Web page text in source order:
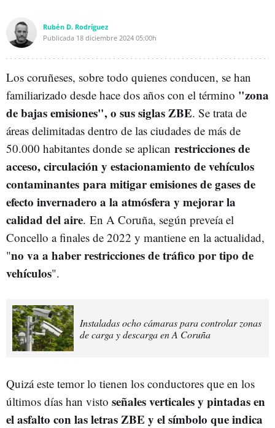
Rubén D. Rodríguez
Publicada 18 diciembre 2024 05:00h
Los coruñeses, sobre todo quienes conducen, se han
familiarizado desde hace dos años con el término "zona
de bajas emisiones", o sus siglas ZBE. Se trata de
áreas delimitadas dentro de las ciudades de más de
50.000 habitantes donde se aplican restricciones de
acceso, circulación y estacionamiento de vehículos
contaminantes para mitigar emisiones de gases de
efecto invernadero a la atmósfera y mejorar la
calidad del aire. En A Coruña, según preveía el
Concello a finales de 2022 y mantiene en la actualidad,
"no va a haber restricciones de tráfico por tipo de
vehículos".
Instaladas ocho cámaras para controlar zonas
de carga y descarga en A Coruña
Quizá este temor lo tienen los conductores que en los
últimos días han visto señales verticales y pintadas en
el asfalto con las letras ZBE y el símbolo que indica